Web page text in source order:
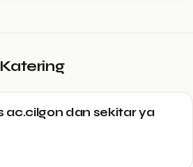
ac.cilgon dan sekitar ya